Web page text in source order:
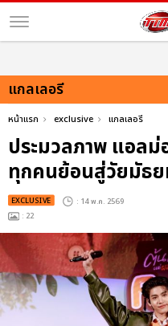
แกลเลอรี
หน้าแรก exclusive แกลเลอรี
ประมวลภาพ แอลม่
ทุกคนย้อนสู่วัยมัธ
EXCLUSIVE : 14 พ.ค. 2569
: 22